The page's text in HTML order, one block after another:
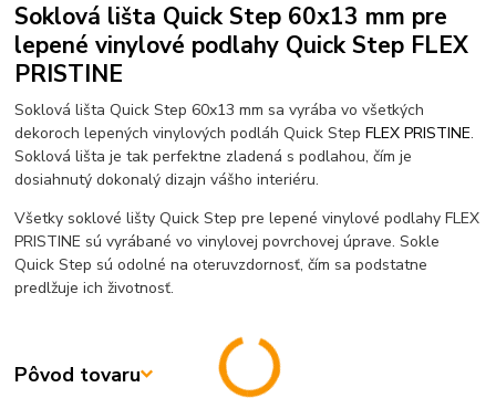
Soklová lišta Quick Step 60x13 mm pre
lepené vinylové podlahy Quick Step FLEX
PRISTINE
Soklová lišta Quick Step 60x13 mm sa vyrába vo všetkých
dekoroch lepených vinylových podláh Quick StepFLEX PRISTINE.
Soklová lišta je tak perfektne zladená s podlahou, čím je
dosiahnutý dokonalý dizajn vášho interiéru.
Všetky soklové lišty Quick Step pre lepené vinylové podlahy FLEX
PRISTINE sú vyrábané vo vinylovej povrchovej úprave. Sokle
Quick Step sú odolné na oteruvzdornosť, čím sa podstatne
predlžuje ich životnosť.
Pôvod tovaru